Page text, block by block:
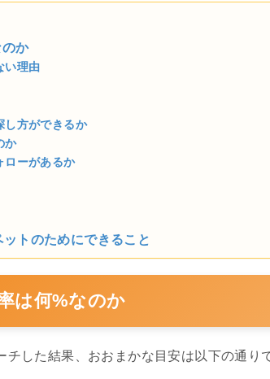
か
い理由
方ができるか
か
ローがあるか
トのためにできること
は何%なのか
した結果、おおまかな目安は以下の通り